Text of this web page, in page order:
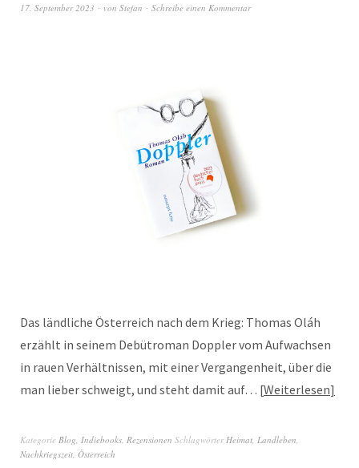
17. September 2023 von Stefan Schreibe einen Kommentar
Das ländliche Österreich nach dem Krieg: Thomas Oláh
erzählt in seinem Debütroman Doppler vom Aufwachsen
in rauen Verhältnissen, mit einer Vergangenheit, über die
man lieber schweigt, und steht damit auf… Weiterlesen
Kategorie Blog, Indiebooks, Rezensionen SchlagwörterHeimat, Landleben,
Nachkriegszeit, Österreich